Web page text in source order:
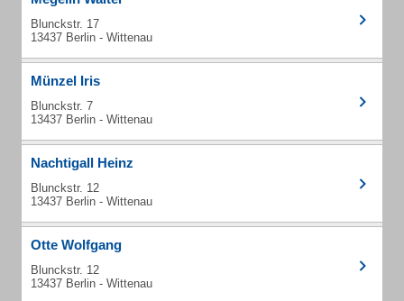
Blunckstr. 17
13437 Berlin - Wittenau
Münzel Iris
Blunckstr. 7
13437 Berlin - Wittenau
Nachtigall Heinz
Blunckstr. 12
13437 Berlin - Wittenau
Otte Wolfgang
Blunckstr. 12
13437 Berlin - Wittenau